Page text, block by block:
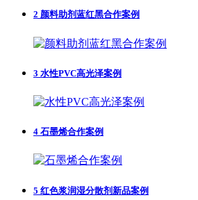
2 颜料助剂蓝红黑合作案例
3 水性PVC高光泽案例
4 石墨烯合作案例
5 红色浆润湿分散剂新品案例